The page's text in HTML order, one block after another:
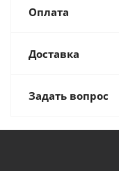
Оплата
Доставка
Задать вопрос